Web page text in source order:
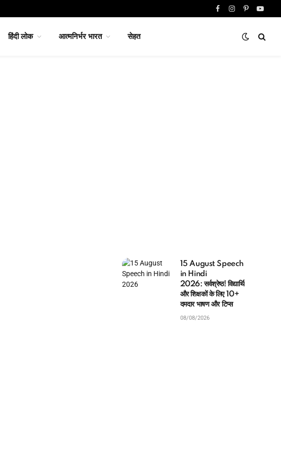
FacebookInstagram
Pinterest
हिंदी लोक आत्मनिर्भर भारत सेहत
15 August Speech
in Hindi
2026: सर्वश्रेष्ठ! विद्यार्थियों
और शिक्षकों के लिए 10+
दमदार भाषण और टिप्स
08/08/2026